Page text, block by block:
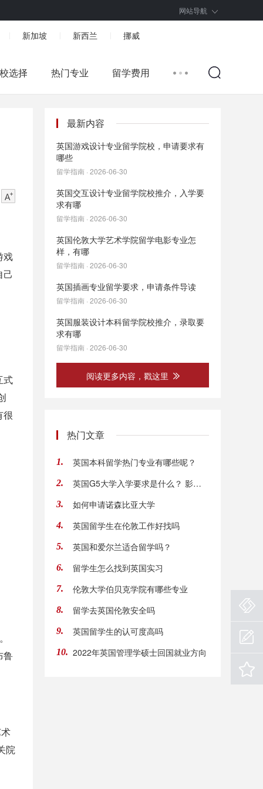
网站导航
新加坡 新西兰 挪威
选择 热门专业 留学费用
戏
己
式
很
鲁
院
最新内容
英国游戏设计专业留学院校，申请要求有
哪些
留学指南 · 2026-06-30
英国交互设计专业留学院校推介，入学要
求有哪
留学指南 · 2026-06-30
英国伦敦大学艺术学院留学电影专业怎
样，有哪
留学指南 · 2026-06-30
英国插画专业留学要求，申请条件导读
留学指南 · 2026-06-30
英国服装设计本科留学院校推介，录取要
求有哪
留学指南 · 2026-06-30
阅读更多内容，戳这里
热门文章
1. 英国本科留学热门专业有哪些呢？
2. 英国G5大学入学要求是什么？ 影响英国硕士录取
3. 如何申请诺森比亚大学
4. 英国留学生在伦敦工作好找吗
5. 英国和爱尔兰适合留学吗？
6. 留学生怎么找到英国实习
7. 伦敦大学伯贝克学院有哪些专业
8. 留学去英国伦敦安全吗
9. 英国留学生的认可度高吗
10. 2022年英国管理学硕士回国就业方向